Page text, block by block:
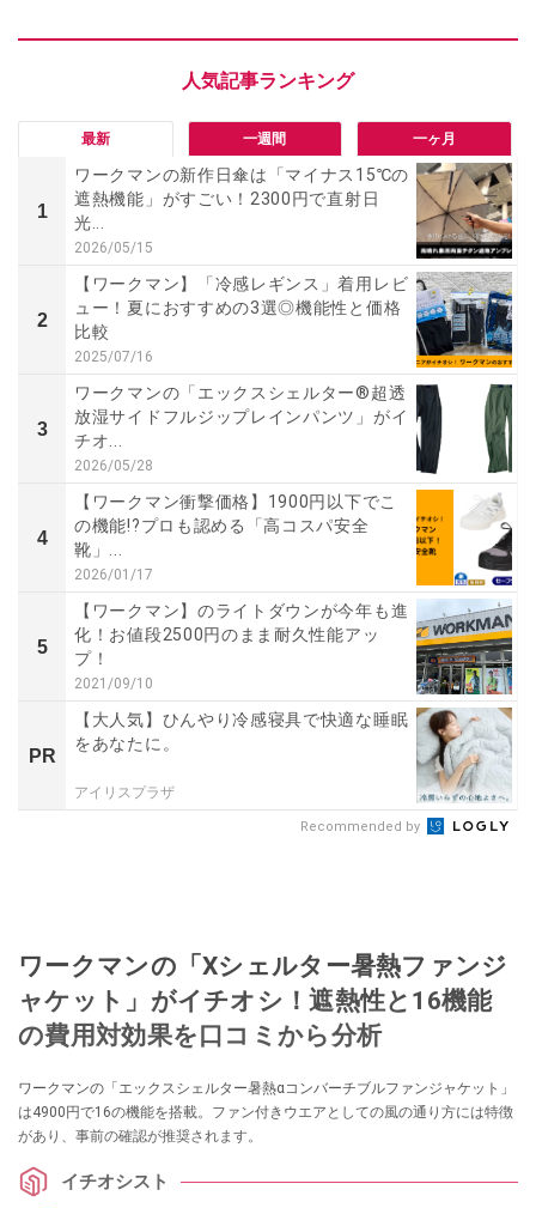
最新 一週間 一ヶ月
1
ワークマンの新作日傘は「マイナス15℃の
遮熱機能」がすごい！2300円で直射日
光...
2026/05/15
2
【ワークマン】「冷感レギンス」着用レビ
ュー！夏におすすめの3選◎機能性と価格
比較
2025/07/16
3
ワークマンの「エックスシェルター®超透
放湿サイドフルジップレインパンツ」がイ
チオ...
2026/05/28
4
【ワークマン衝撃価格】1900円以下でこ
の機能!?プロも認める「高コスパ安全
靴」...
2026/01/17
5
【ワークマン】のライトダウンが今年も進
化！お値段2500円のまま耐久性能アッ
プ！
2021/09/10
PR
【大人気】ひんやり冷感寝具で快適な睡眠
をあなたに。
アイリスプラザ
Recommended by
ワークマンの「Xシェルター暑熱ファンジ
ャケット」がイチオシ！遮熱性と16機能
の費用対効果を口コミから分析
ワークマンの「エックスシェルター暑熱αコンバーチブルファンジャケット」
は4900円で16の機能を搭載。ファン付きウエアとしての風の通り方には特徴
があり、事前の確認が推奨されます。
イチオシスト